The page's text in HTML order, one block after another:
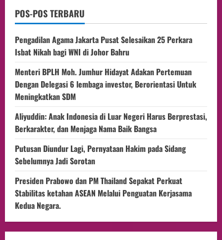
POS-POS TERBARU
Pengadilan Agama Jakarta Pusat Selesaikan 25 Perkara
Isbat Nikah bagi WNI di Johor Bahru
Menteri BPLH Moh. Jumhur Hidayat Adakan Pertemuan
Dengan Delegasi 6 lembaga investor, Berorientasi Untuk
Meningkatkan SDM
Aliyuddin: Anak Indonesia di Luar Negeri Harus Berprestasi,
Berkarakter, dan Menjaga Nama Baik Bangsa
Putusan Diundur Lagi, Pernyataan Hakim pada Sidang
Sebelumnya Jadi Sorotan
Presiden Prabowo dan PM Thailand Sepakat Perkuat
Stabilitas ketahan ASEAN Melalui Penguatan Kerjasama
Kedua Negara.